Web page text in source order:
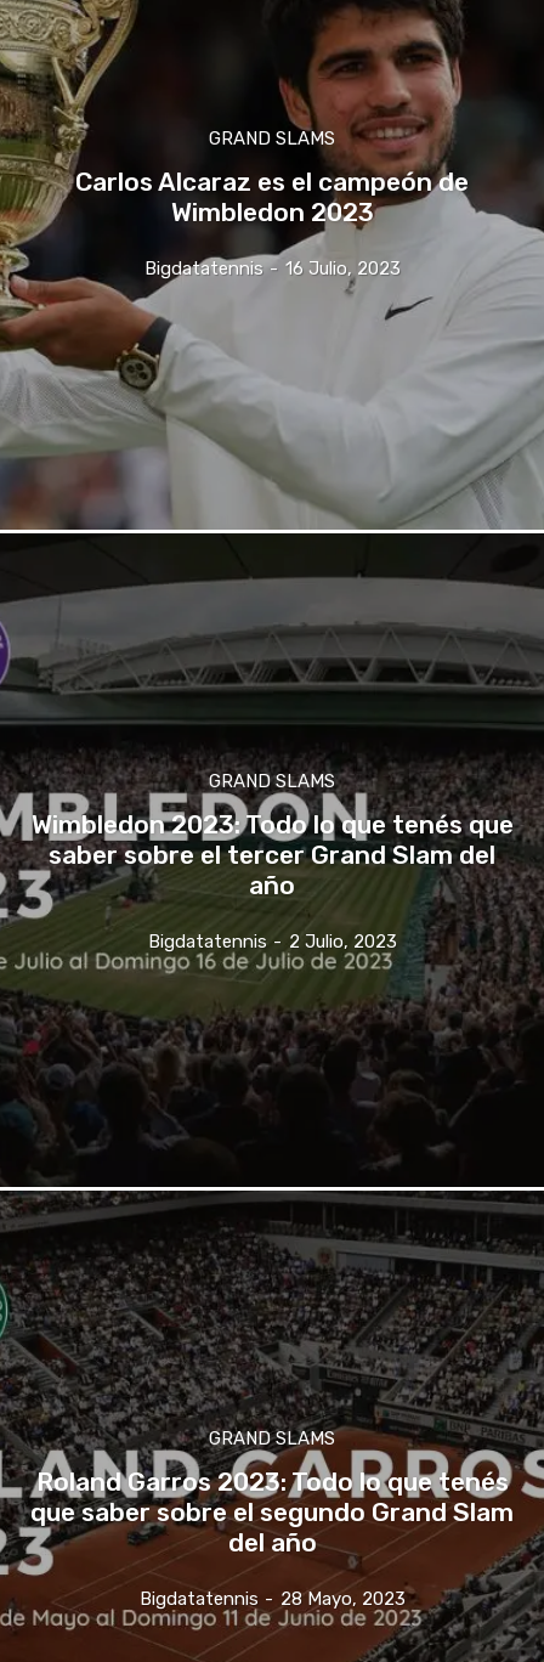
GRAND SLAMS
Carlos Alcaraz es el campeón de
Wimbledon 2023
Bigdatatennis - 16 Julio, 2023
GRAND SLAMS
Wimbledon 2023: Todo lo que tenés que
saber sobre el tercer Grand Slam del
año
Bigdatatennis - 2 Julio, 2023
GRAND SLAMS
Roland Garros 2023: Todo lo que tenés
que saber sobre el segundo Grand Slam
del año
Bigdatatennis - 28 Mayo, 2023